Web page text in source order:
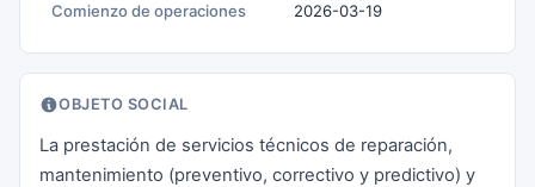
Comienzo de operaciones 2026-03-19
OBJETO SOCIAL
La prestación de servicios técnicos de reparación,
mantenimiento (preventivo, correctivo y predictivo) y